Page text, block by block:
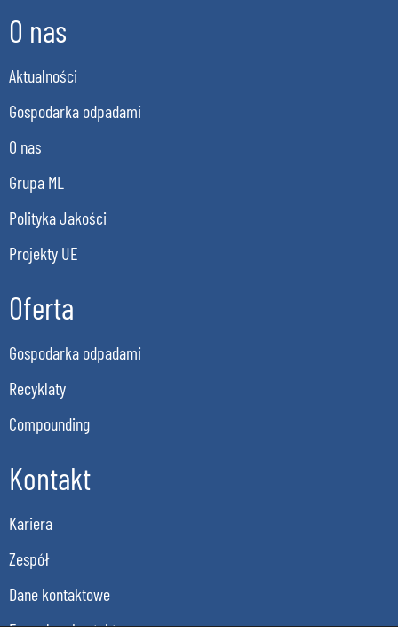
O nas
Aktualności
Gospodarka odpadami
O nas
Grupa ML
Polityka Jakości
Projekty UE
Oferta
Gospodarka odpadami
Recyklaty
Compounding
Kontakt
Kariera
Zespół
Dane kontaktowe
Formularz kontaktowy